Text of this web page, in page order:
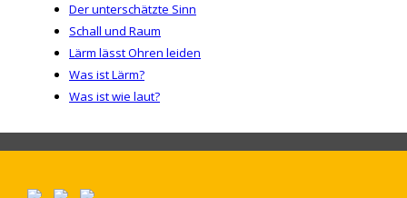
Der unterschätzte Sinn
Schall und Raum
Lärm lässt Ohren leiden
Was ist Lärm?
Was ist wie laut?